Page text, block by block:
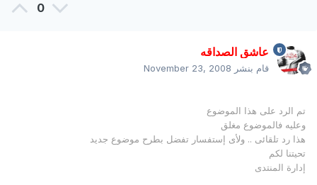
0
عاشق الصداقه
قام بنشر November 23, 2008
تم الرد على هذا الموضوع
وعليه فالموضوع مغلق
هذا رد تلقائى .. ولأى إستفسار تفضل بطرح موضوع جديد
تحيتنا لكم
إدارة المنتدى